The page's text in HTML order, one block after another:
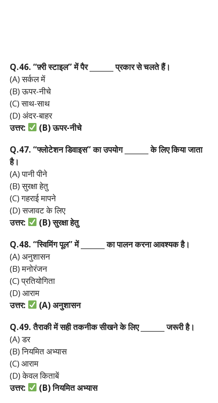
Q.46. “फ़्रीस्टाइल”मेंपैर _______प्रकारसेचलतेहैं।
(A) सर्कल में
(B) ऊपर-नीचे
(C) साथ-साथ
(D) अंदर-बाहर
उत्तर:
(B)ऊपर-नीचे
Q.47. “फ्लोटेशनडिवाइस”काउपयोग _______केलिएकियाजाता
है।
(A) पानी पीने
(B) सुरक्षा हेतु
(C) गहराई मापने
(D) सजावट के लिए
उत्तर:
(B)सुरक्षाहेतु
Q.48. “स्विमिंगपूल”में _______कापालनकरनाआवश्यकहै।
(A) अनुशासन
(B) मनोरंजन
(C) प्रतियोगिता
(D) आराम
उत्तर:
(A)अनुशासन
Q.49.तैराकीमेंसहीतकनीकसीखनेकेलिए _______जरूरीहै।
(A) डर
(B) नियमित अभ्यास
(C) आराम
(D) केवल किताबें
उत्तर:
(B)नियमितअभ्यास